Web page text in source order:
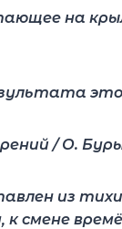
на
/ О.
из
смене